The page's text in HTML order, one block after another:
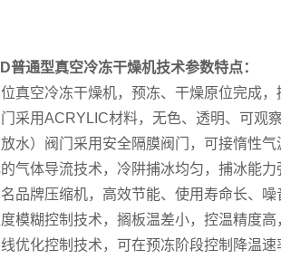
普通型真空冷冻干燥机技术参数特点：
真空冷冻干燥机，预冻、干燥原位完成，
采用ACRYLIC材料，无色、透明、可观
水）阀门采用安全隔膜阀门，可接惰性
气体导流技术，冷阱捕冰均匀，捕冰能力
品牌压缩机，高效节能、使用寿命长、噪
模糊控制技术，搁板温差小，控温精度高
优化控制技术，可在预冻阶段控制降温